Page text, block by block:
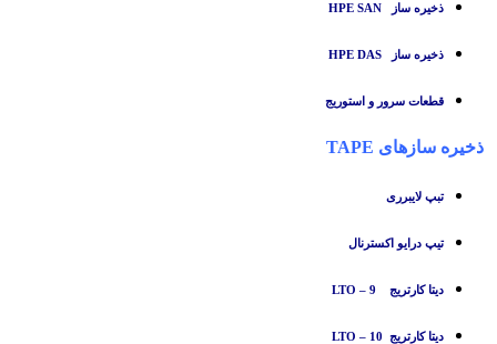
ذخیره ساز HPE SAN
ذخیره ساز HPE DAS
قطعات سرور و استوریج
ذخیره سازهای TAPE
تبپ لایبرری
تیپ درایو اکسترنال
دیتا کارتریج LTO – 9
دیتا کارتریج LTO – 10